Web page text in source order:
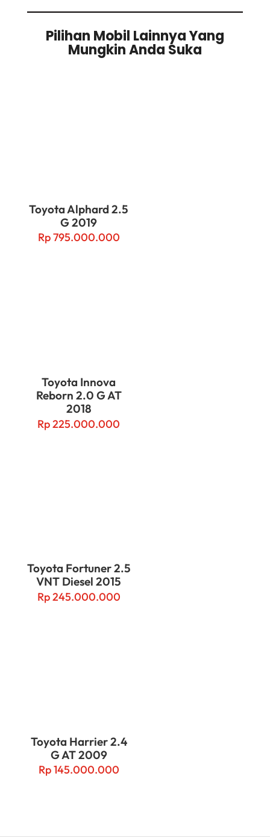
Pilihan Mobil Lainnya Yang
Mungkin Anda Suka
Toyota Alphard 2.5
G 2019
Rp795.000.000
Toyota Innova
Reborn 2.0 G AT
2018
Rp225.000.000
Toyota Fortuner 2.5
VNT Diesel 2015
Rp245.000.000
Toyota Harrier 2.4
G AT 2009
Rp145.000.000